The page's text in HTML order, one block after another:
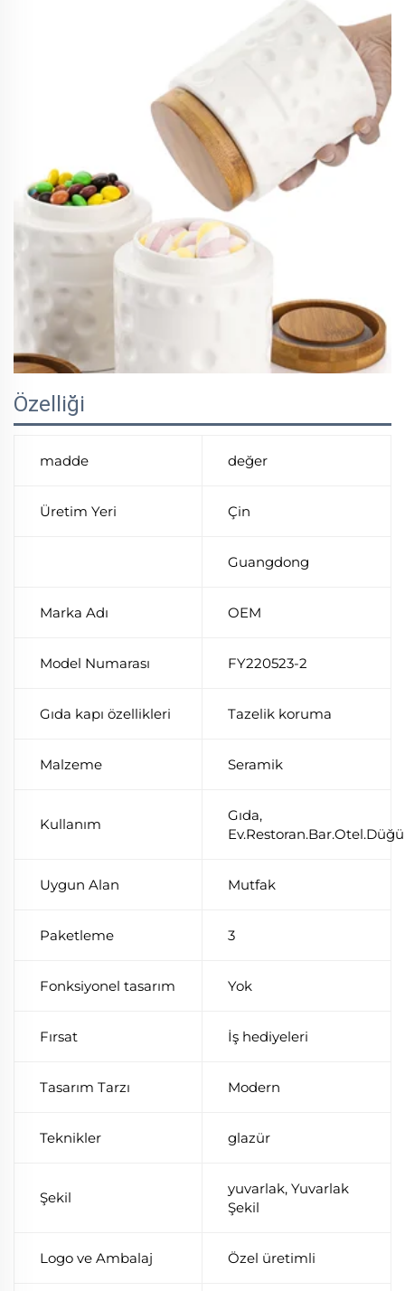
Özelliği
madde değer
Üretim Yeri Çin
Guangdong
Marka Adı OEM
Model Numarası FY220523-2
Gıda kapı özellikleri Tazelik koruma
Malzeme Seramik
Kullanım
Gıda,
Uygun Alan Mutfak
Paketleme 3
Fonksiyonel tasarım Yok
Fırsat İş hediyeleri
Tasarım Tarzı Modern
Teknikler glazür
Şekil
yuvarlak, Yuvarlak
Şekil
Logo ve Ambalaj Özel üretimli